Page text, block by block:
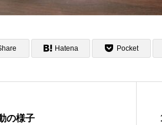
Hatena Pocket
の様子